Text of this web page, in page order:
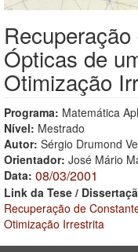
Ópticas de
Otimização
Programa: Matemática
Nível: Mestrado
Autor: Sérgio Drumond
Orientador: José Mário
Data: 08/03/2001
Link da Tese /
Recuperação de
Otimização Irrestrita